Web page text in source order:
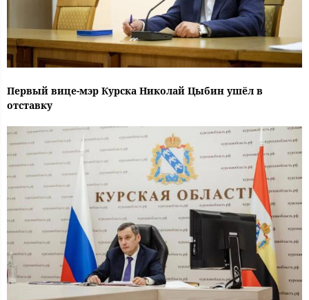
Первый вице-мэр Курска Николай Цыбин ушёл в
отставку